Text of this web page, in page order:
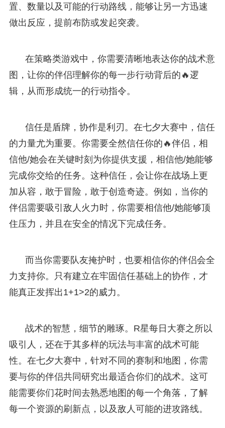
置、数量以及可能的行动路线，能够让另一方迅速
做出反应，提前布防或发起突袭。
在策略类游戏中，你需要清晰地表达你的战术意
图，让你的伴侣理解你的每一步行动背后的🔥逻
辑，从而形成统一的行动指令。
信任是盾牌，协作是利刃。在七夕大赛中，信任
的力量尤为重要。你需要全然信任你的🔥伴侣，相
信他/她会在关键时刻为你提供支援，相信他/她能够
完成你交给的任务。这种信任，会让你在战场上更
加从容，敢于冒险，敢于创造奇迹。例如，当你的
伴侣需要吸引敌人火力时，你需要相信他/她能够顶
住压力，并且在安全的情况下完成任务。
而当你需要队友掩护时，也要相信你的伴侣会全
力支持你。只有建立在牢固信任基础上的协作，才
能真正发挥出1+1>2的威力。
战术的智慧，细节的雕琢。R星每日大赛之所以
吸引人，还在于其多样的玩法与丰富的战术可能
性。在七夕大赛中，针对不同的赛制和地图，你需
要与你的伴侣共同研究出最适合你们的战术。这可
能需要你们花时间去熟悉地图的每一个角落，了解
每一个资源的刷新点，以及敌人可能的进攻路线。